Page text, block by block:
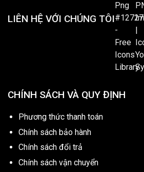
LIÊN HỆ VỚI CHÚNG TÔI
CHÍNH SÁCH VÀ QUY ĐỊNH
Phương thức thanh toán
Chính sách bảo hành
Chính sách đổi trả
Chính sách vận chuyển